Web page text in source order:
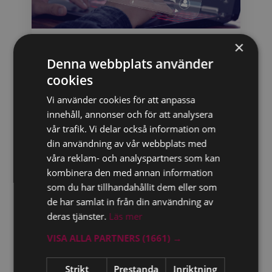
uppdaterad och mer effektiv
kliv framåt. Den uppdaterade versionen av
Legal Assistant är nu ännu mer användarvänlig
och flexibel – skräddarsydd för det du som
jurist behöver. Med förbättrat gränssnitt,
starkare språkmodell och smartare funktioner
blir den ett oumbärligt verktyg för både analys
×
Denna webbplats använder
cookies
Vi använder cookies för att anpassa
innehåll, annonser och för att analysera
vår trafik. Vi delar också information om
din användning av vår webbplats med
våra reklam- och analyspartners som kan
kombinera den med annan information
som du har tillhandahållit dem eller som
de har samlat in från din användning av
deras tjänster. Läs mer
VISA ALLA PARTNERS (1661) →
Strikt
Prestanda Inriktning